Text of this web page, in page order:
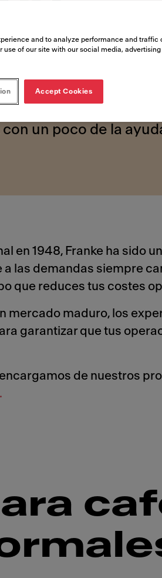
un poco de la
en 1948, Franke ha sido
las demandas siempre
que reduces tus costes
maduro, los
garantizar que tus
de nuestros
and to analyze performance and traffic
of our site with our social media, advertising
Accept Cookies